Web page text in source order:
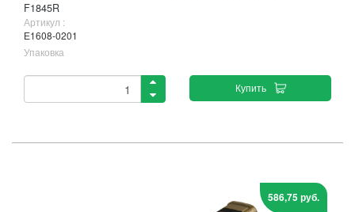
F1845R
Артикул :
Е1608-0201
Упаковка
Купить
586,75 руб.